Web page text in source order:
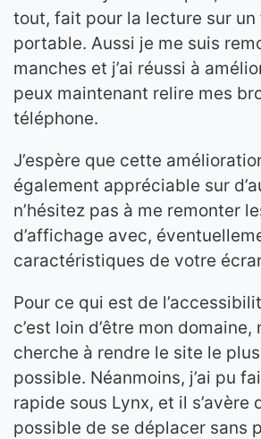
tout, fait pour la lecture sur un
portable. Aussi je me suis
manches et j’ai réussi à
peux maintenant relire mes
téléphone.
J’espère que cette
également appréciable sur
n’hésitez pas à me remonter
d’affichage avec,
caractéristiques de votre
Pour ce qui est de
c’est loin d’être mon domaine,
cherche à rendre le site le
possible. Néanmoins, j’ai pu
rapide sous Lynx, et il s’avère
possible de se déplacer sans